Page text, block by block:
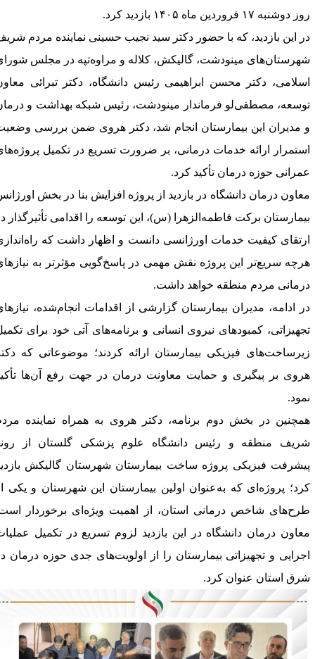
۱۷ فروردین ماه ۱۴۰۵ بازدید کرد.
این بازدید، که با حضور دکتر سید نجیب حسینی نماینده مردم شریف
مینودشت، گالیکش، کلاله و مراوه‌تپه در مجلس شورای
دکتر محسن ابراهیمی رئیس دانشگاه، دکتر تبرائی معاون
مصطفی‌لو فرماندار مینودشت، رئیس شبکه بهداشت و درمان
مدیران این بیمارستان انجام شد، دکتر هروی ضمن بررسی وضعیت
ارائه خدمات درمانی، بر ضرورت تسریع در تکمیل پروژه‌های
حوزه درمان تأکید کرد.
درمان دانشگاه در بازدید از پروژه افزایش بنا در بخش اورژانس
برکت فاطمه‌الزهرا (س)، این توسعه را اقدامی تأثیرگذار در
کیفیت خدمات اورژانسی دانست و اظهار داشت که راه‌اندازی
سریع‌تر این پروژه نقش مهمی در پاسخ‌گویی مؤثرتر به نیازهای
مردم منطقه خواهد داشت.
ادامه، مدیران بیمارستان گزارشی از اقدامات انجام‌شده، نیازهای
کمبودهای نیروی انسانی و برنامه‌های آتی خود برای تکمیل
فیزیکی بیمارستان ارائه کردند؛ موضوعاتی که دکتر
بر پیگیری و حمایت معاونت درمان در جهت رفع آن‌ها تأکید
در بخش دوم برنامه، دکتر هروی به همراه نماینده مردم
منطقه و رئیس دانشگاه علوم پزشکی گلستان از روند
فیزیکی پروژه ساخت بیمارستان شهرستان گالیکش بازدید
پروژه‌ای که به‌عنوان اولین بیمارستان این شهرستان و یکی از
شاخص درمانی استان، از اهمیت ویژه‌ای برخوردار است.
درمان دانشگاه در این بازدید لزوم تسریع در تکمیل عملیات
و تجهیزاتی بیمارستان را از اولویت‌های جدی حوزه درمان در
استان عنوان کرد.